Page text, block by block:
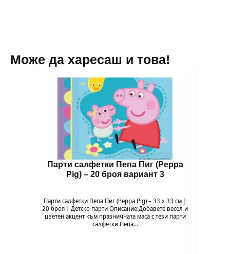
Може да харесаш и това!
Парти салфетки Пепа Пиг (Peppa
Pig) – 20 броя вариант 3
Парти салфетки Пепа Пиг (Peppa Pig) – 33 x 33 см |
20 броя | Детско парти Описание:Добавете весел и
цветен акцент към празничната маса с тези парти
салфетки Пепа…